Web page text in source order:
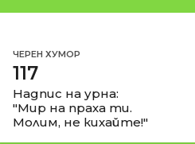
ЧЕРЕН ХУМОР
117
Надпис на урна:
"Мир на праха ти.
Молим, не кихайте!"